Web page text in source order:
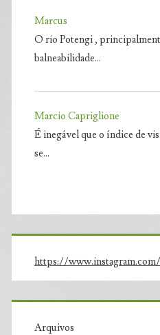
Marcus
O rio Potengi ,
balneabilidade…
Marcio Capriglione
É inegável que o índice de
se…
https://
Arquivos